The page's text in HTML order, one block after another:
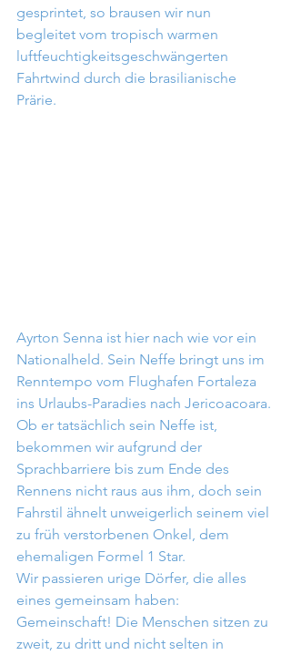
gesprintet, so brausen wir nun
begleitet vom tropisch warmen
luftfeuchtigkeitsgeschwängerten
Fahrtwind durch die brasilianische
Prärie.
Ayrton Senna ist hier nach wie vor ein
Nationalheld. Sein Neffe bringt uns im
Renntempo vom Flughafen Fortaleza
ins Urlaubs-Paradies nach Jericoacoara.
Ob er tatsächlich sein Neffe ist,
bekommen wir aufgrund der
Sprachbarriere bis zum Ende des
Rennens nicht raus aus ihm, doch sein
Fahrstil ähnelt unweigerlich seinem viel
zu früh verstorbenen Onkel, dem
ehemaligen Formel 1 Star.
Wir passieren urige Dörfer, die alles
eines gemeinsam haben:
Gemeinschaft! Die Menschen sitzen zu
zweit, zu dritt und nicht selten in